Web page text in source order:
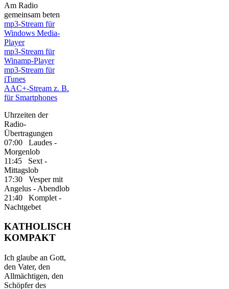
Am Radio
gemeinsam beten
mp3-Stream für
Windows Media-
Player
mp3-Stream für
Winamp-Player
mp3-Stream für
iTunes
AAC+-Stream z. B.
für Smartphones
Uhrzeiten der
Radio-
Übertragungen
07:00 Laudes -
Morgenlob
11:45 Sext -
Mittagslob
17:30 Vesper mit
Angelus - Abendlob
21:40 Komplet -
Nachtgebet
KATHOLISCH
KOMPAKT
Ich glaube an Gott,
den Vater, den
Allmächtigen, den
Schöpfer des